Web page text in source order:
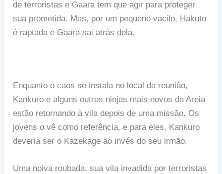
de terroristas e Gaara tem que agir para proteger
sua prometida. Mas, por um pequeno vacilo, Hakuto
é raptada e Gaara sai atrás dela.
Enquanto o caos se instala no local da reunião,
Kankuro e alguns outros ninjas mais novos da Areia
estão retornando à vila depois de uma missão. Os
jovens o vê como referência, e para eles, Kankuro
deveria ser o Kazekage ao invés do seu irmão.
Uma noiva roubada, sua vila invadida por terroristas